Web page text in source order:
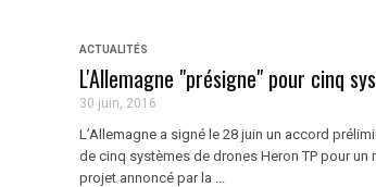
ACTUALITÉS
L'Allemagne "présigne" pour cinq
30 juin, 2016
L’Allemagne a signé le 28 juin un accord
de cinq systèmes de drones Heron TP pour
projet annoncé par la ...